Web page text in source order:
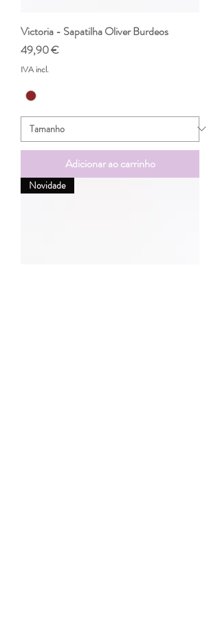
Victoria - Sapatilha Oliver Burdeos
Preço
49,90 €
IVA incl.
Adicionar ao carrinho
Novidade